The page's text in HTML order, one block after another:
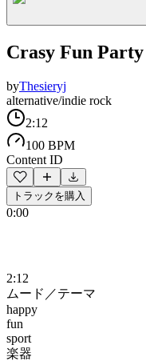
Crasy Fun Party
byThesieryj
alternative/indie rock
2:12
100 BPM
Content ID
トラックを購入
0:00
2:12
ムード／テーマ
happy
fun
sport
楽器